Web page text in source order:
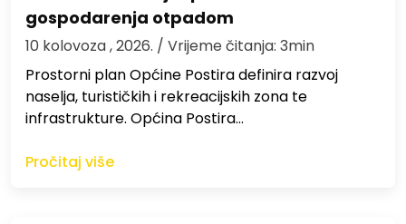
gospodarenja otpadom
10 kolovoza , 2026. / Vrijeme čitanja: 3min
Prostorni plan Općine Postira definira razvoj
naselja, turističkih i rekreacijskih zona te
infrastrukture. Općina Postira…
Pročitaj više